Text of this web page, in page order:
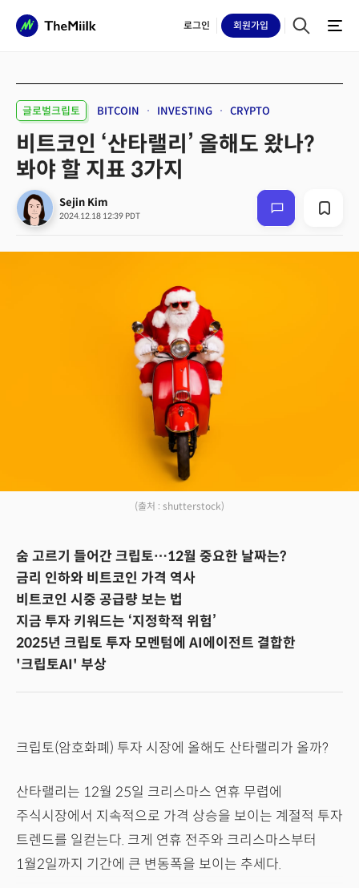
로그인 회원가입
글로벌크립토 BITCOIN INVESTING CRYPTO
비트코인 ‘산타랠리’ 올해도 왔나?
봐야 할 지표 3가지
Sejin Kim
2024.12.18 12:39 PDT
(출처 : shutterstock)
숨 고르기 들어간 크립토…12월 중요한 날짜는?
금리 인하와 비트코인 가격 역사
비트코인 시중 공급량 보는 법
지금 투자 키워드는 ‘지정학적 위험’
2025년 크립토 투자 모멘텀에 AI에이전트 결합한
'크립토AI' 부상
크립토(암호화폐) 투자 시장에 올해도 산타랠리가 올까?
산타랠리는 12월 25일 크리스마스 연휴 무렵에
주식시장에서 지속적으로 가격 상승을 보이는 계절적 투자
트렌드를 일컫는다. 크게 연휴 전주와 크리스마스부터
1월2일까지 기간에 큰 변동폭을 보이는 추세다.